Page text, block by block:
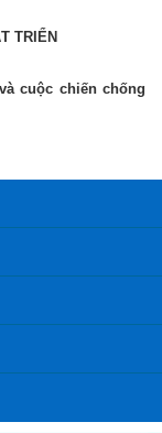
TRIỂN
cuộc chiến chống